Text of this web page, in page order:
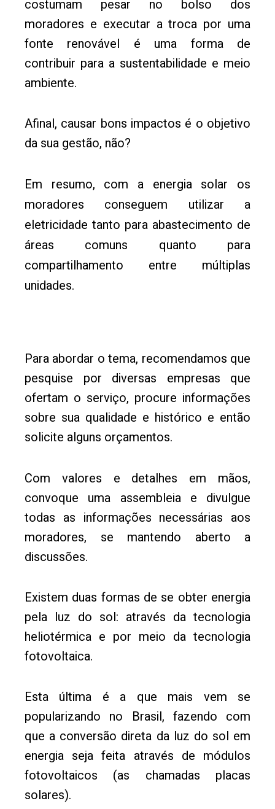
costumam pesar no bolso dos
moradores e executar a troca por uma
fonte renovável é uma forma de
contribuir para a sustentabilidade e meio
ambiente.
Afinal, causar bons impactos é o objetivo
da sua gestão, não?
Em resumo, com a energia solar os
moradores conseguem utilizar a
eletricidade tanto para abastecimento de
áreas comuns quanto para
compartilhamento entre múltiplas
unidades.
Para abordar o tema, recomendamos que
pesquise por diversas empresas que
ofertam o serviço, procure informações
sobre sua qualidade e histórico e então
solicite alguns orçamentos.
Com valores e detalhes em mãos,
convoque uma assembleia e divulgue
todas as informações necessárias aos
moradores, se mantendo aberto a
discussões.
Existem duas formas de se obter energia
pela luz do sol: através da tecnologia
heliotérmica e por meio da tecnologia
fotovoltaica.
Esta última é a que mais vem se
popularizando no Brasil, fazendo com
que a conversão direta da luz do sol em
energia seja feita através de módulos
fotovoltaicos (as chamadas placas
solares).